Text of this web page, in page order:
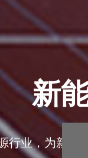
新
行业，为新能